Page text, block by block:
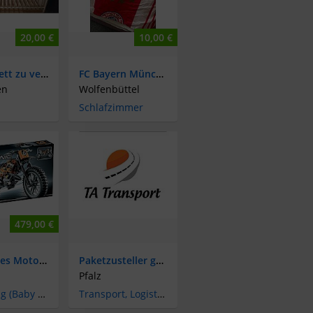
20,00 €
Kinderbett zu verkaufen
10,00 €
FC Bayern München Bettwäsche
Wolfenbüttel
Schlafzimmer
479,00 €
wertvolles Motocross Bike (42007) Lego Technic, nicht mehr im Handel erhältlich, selten für Sammler, original, OVP
Spielzeug (Baby & Kinder)
Paketzusteller gesucht! Ab sofort!
Pfalz
Transport, Logistik & Verkehr